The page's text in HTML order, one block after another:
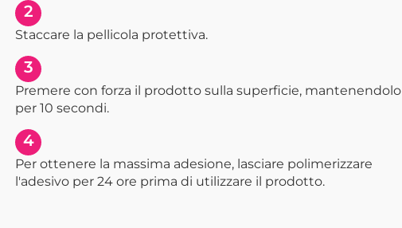
2
Staccare la pellicola protettiva.
3
Premere con forza il prodotto sulla superficie, mantenendolo
per 10 secondi.
4
Per ottenere la massima adesione, lasciare polimerizzare
l'adesivo per 24 ore prima di utilizzare il prodotto.